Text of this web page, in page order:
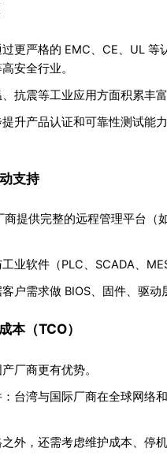
更严格的 EMC、CE、UL 等
安全行业。
抗震等工业应用方面积累丰富
升产品认证和可靠性测试能
支持
提供完整的远程管理平台（
业软件（PLC、SCADA、
户需求做 BIOS、固件、驱动
本（TCO）
厂商更有优势。
台湾与国际厂商在全球网络
外，还需考虑维护成本、停